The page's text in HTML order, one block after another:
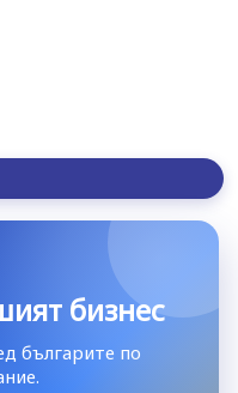
бизнес
българите по